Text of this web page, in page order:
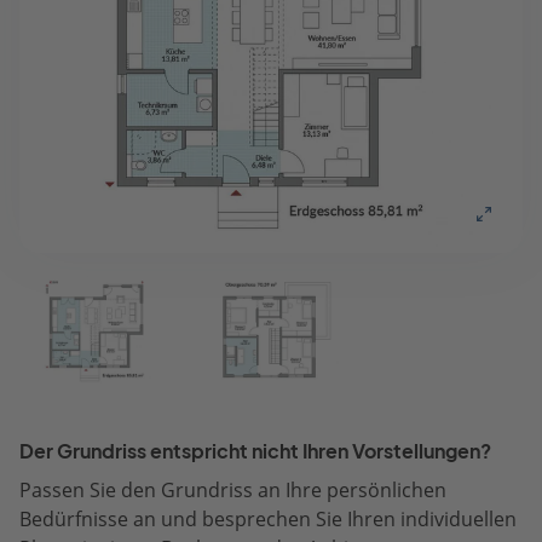
Der Grundriss entspricht nicht Ihren Vorstellungen?
Passen Sie den Grundriss an Ihre persönlichen
Bedürfnisse an und besprechen Sie Ihren individuellen